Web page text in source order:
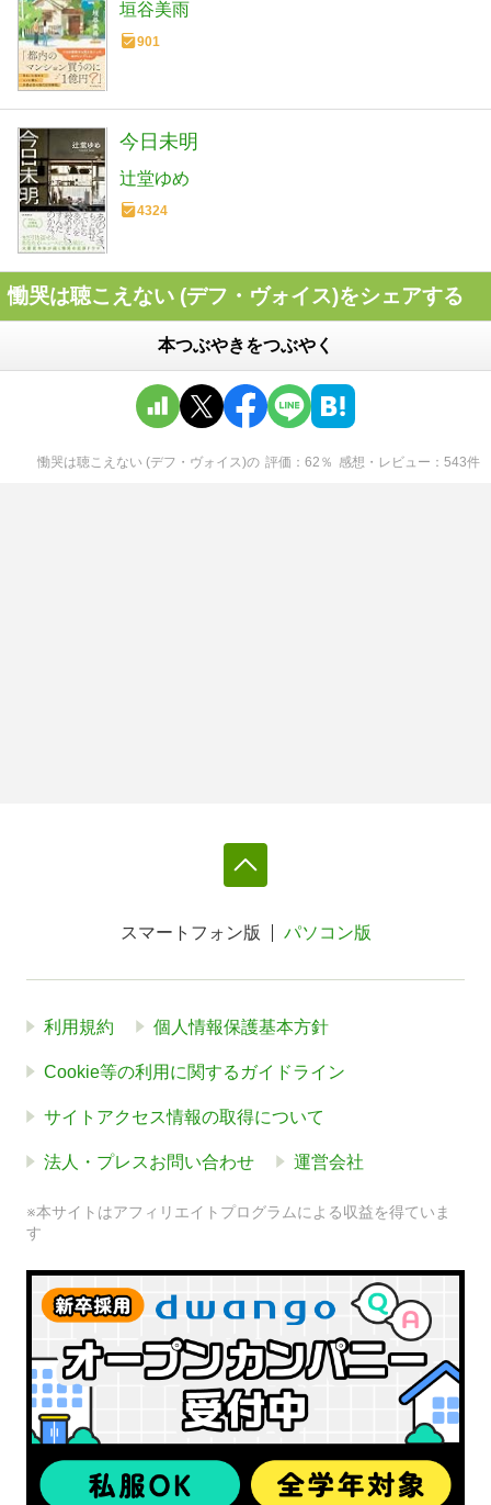
垣谷美雨
901
今日未明
辻堂ゆめ
4324
慟哭は聴こえない (デフ・ヴォイス)をシェアする
本つぶやきをつぶやく
慟哭は聴こえない (デフ・ヴォイス)の 評価 62 ％ 感想・レビュー 543件
スマートフォン版 パソコン版
利用規約 個人情報保護基本方針
Cookie等の利用に関するガイドライン
サイトアクセス情報の取得について
法人・プレスお問い合わせ 運営会社
※本サイトはアフィリエイトプログラムによる収益を得ていま
す